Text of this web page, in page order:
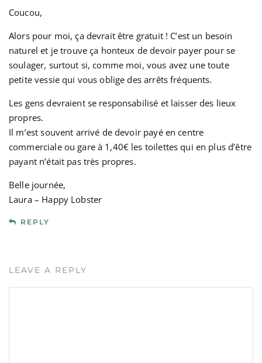
Coucou,
Alors pour moi, ça devrait être gratuit ! C’est un besoin
naturel et je trouve ça honteux de devoir payer pour se
soulager, surtout si, comme moi, vous avez une toute
petite vessie qui vous oblige des arrêts fréquents.
Les gens devraient se responsabilisé et laisser des lieux
propres.
Il m’est souvent arrivé de devoir payé en centre
commerciale ou gare à 1,40€ les toilettes qui en plus d’être
payant n’était pas très propres.
Belle journée,
Laura – Happy Lobster
REPLY
LEAVE A REPLY